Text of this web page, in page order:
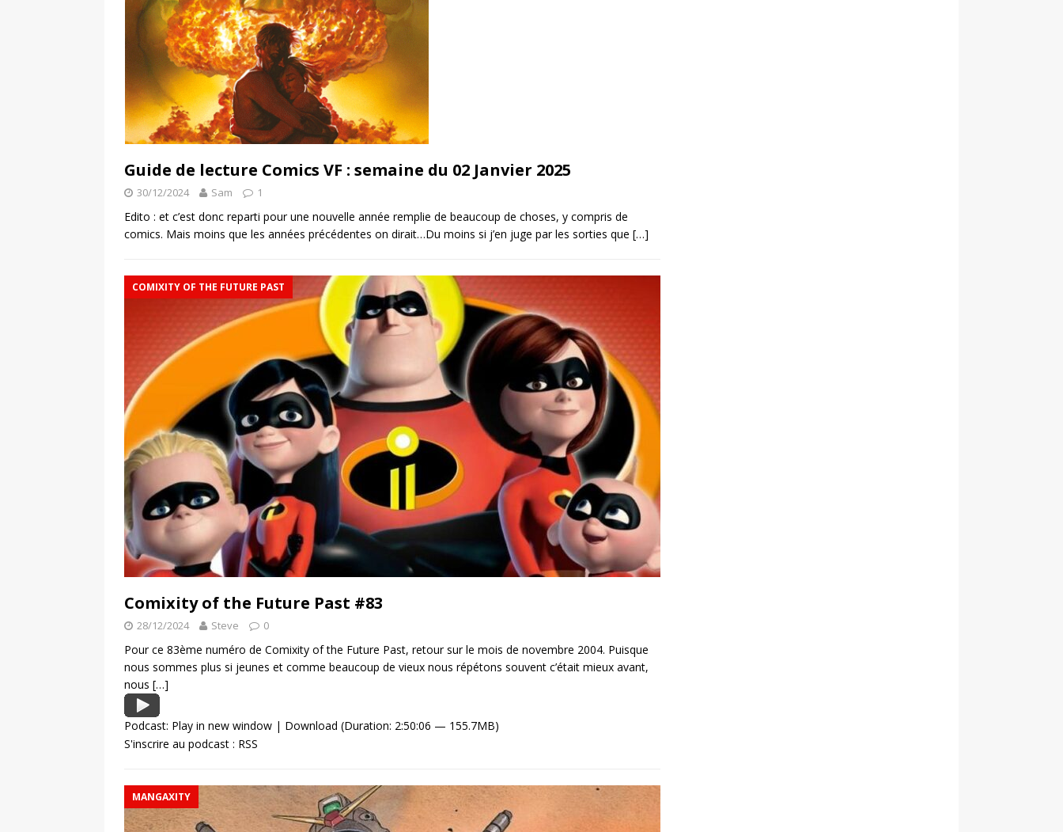
Guide de lecture Comics VF : semaine du 02 Janvier 2025
30/12/2024 Sam 1
Edito : et c’est donc reparti pour une nouvelle année remplie de beaucoup de choses, y compris de
comics. Mais moins que les années précédentes on dirait…Du moins si j’en juge par les sorties que […]
COMIXITY OF THE FUTURE PAST
Comixity of the Future Past #83
28/12/2024 Steve 0
Pour ce 83ème numéro de Comixity of the Future Past, retour sur le mois de novembre 2004. Puisque
nous sommes plus si jeunes et comme beaucoup de vieux nous répétons souvent c’était mieux avant,
nous […]
Podcast: Play in new window | Download (Duration: 2:50:06 — 155.7MB)
S'inscrire au podcast : RSS
MANGAXITY